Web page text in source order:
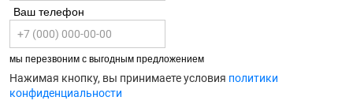
Ваш телефон
мы перезвоним с выгодным предложением
Нажимая кнопку, вы принимаете условия политики
конфиденциальности